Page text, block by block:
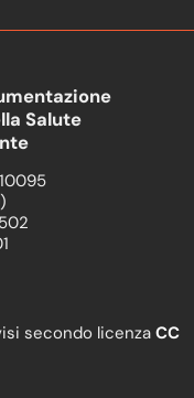
Salute
secondo licenzaCC